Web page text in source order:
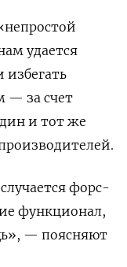
удается
избегать
— за счет
и тот же
форс-
функционал,
— поясняют